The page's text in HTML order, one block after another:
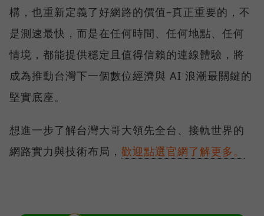
構，也重新定義了好網路的價值–真正重要的，不
是測速最快，而是在任何時間、任何地點、任何
情境，都能提供穩定且值得信賴的連線體驗，將
成為推動台灣下一個數位經濟與 AI 浪潮最關鍵的
堅實底座。
想進一步了解台灣大哥大領先全台、接軌世界的
網路實力與技術布局， 歡迎點選官網了解更多。